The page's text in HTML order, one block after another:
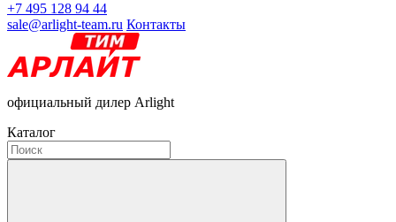
+7 495 128 94 44
sale@arlight-team.ru Контакты
официальный дилер Arlight
Каталог